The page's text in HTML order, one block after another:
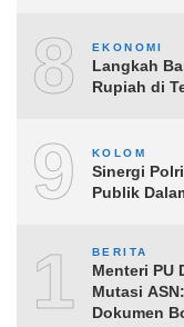
8 EKONOMI
Langkah
Rupiah di
9 KOLOM
Sinergi
Publik
10BERITA
Menteri PU
Mutasi
Dokumen